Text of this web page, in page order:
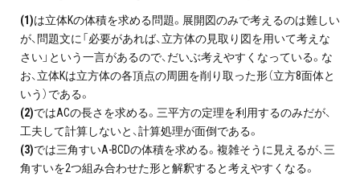
(1)は立体Kの体積を求める問題。展開図のみで考えるのは難しい
が、問題文に「必要があれば、立方体の見取り図を用いて考えな
さい」という一言があるので、だいぶ考えやすくなっている。な
お、立体Kは立方体の各頂点の周囲を削り取った形（立方8面体と
いう）である。
(2)ではACの長さを求める。三平方の定理を利用するのみだが、
工夫して計算しないと、計算処理が面倒である。
(3)では三角すいA-BCDの体積を求める。複雑そうに見えるが、三
角すいを2つ組み合わせた形と解釈すると考えやすくなる。